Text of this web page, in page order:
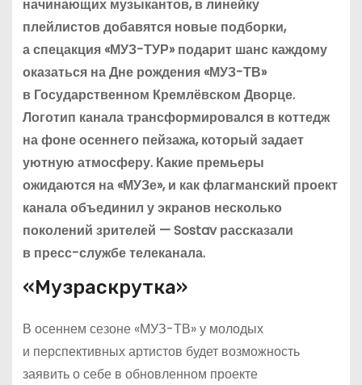
начинающих музыкантов, в линейку
плейлистов добавятся новые подборки,
а спецакция «МУЗ-ТУР» подарит шанс каждому
оказаться на Дне рождения «МУЗ-ТВ»
в Государственном Кремлёвском Дворце.
Логотип канала трансформировался в коттедж
на фоне осеннего пейзажа, который задает
уютную атмосферу. Какие премьеры
ожидаются на «МУЗе», и как флагманский проект
канала объединил у экранов несколько
поколений зрителей — Sostav рассказали
в пресс-службе телеканала.
«Музраскрутка»
В осеннем сезоне «МУЗ-ТВ» у молодых
и перспективных артистов будет возможность
заявить о себе в обновленном проекте